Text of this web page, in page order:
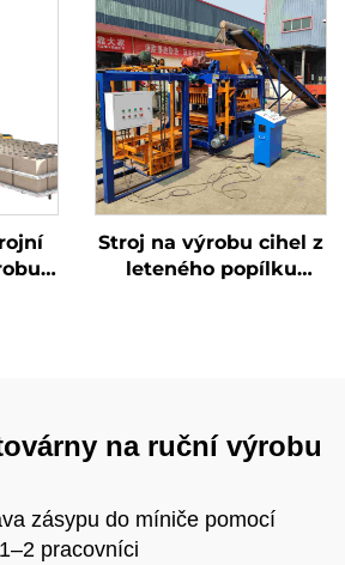
automatický stroj na
výrobu betonových
cihel
Stroj na výrobu cihel z
leteného popílku
na ruční výrobu
zásypu do míniče pomocí
pracovníci